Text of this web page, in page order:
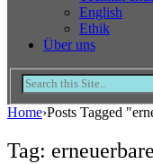
English
Ethik
Über uns
Home›Posts Tagged
Tag: